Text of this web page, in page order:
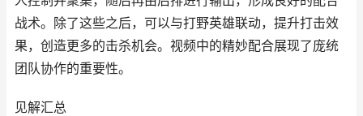
战术。除了这些之后，可以与打野英雄联动，提升打击效
果，创造更多的击杀机会。视频中的精妙配合展现了庞统
团队协作的重要性。
见解汇总